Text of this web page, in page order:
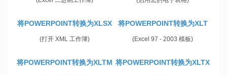
将POWERPOINT转换为XLSX
(打开 XML 工作簿)
将POWERPOINT转换为XLT
(Excel 97 - 2003 模板)
将POWERPOINT转换为XLTM 将POWERPOINT转换为XLTX